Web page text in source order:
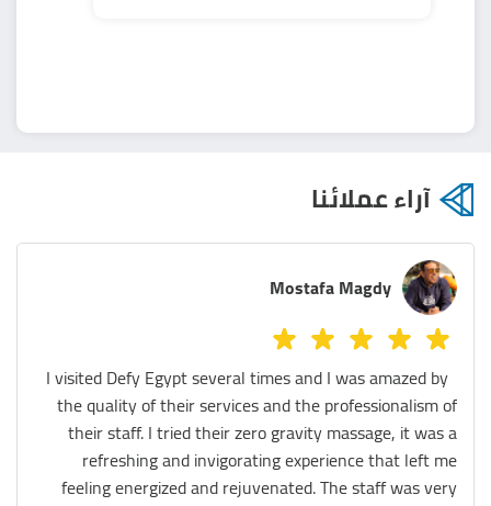
آراء عملائنا
Melissa Azer
We tried the Sauna, legs massage and the massage
chair! They were all really fantastic! The staff are
extremely helpful and the place is spotless. We really
had a great experience. Thank you so much Defy team
😊